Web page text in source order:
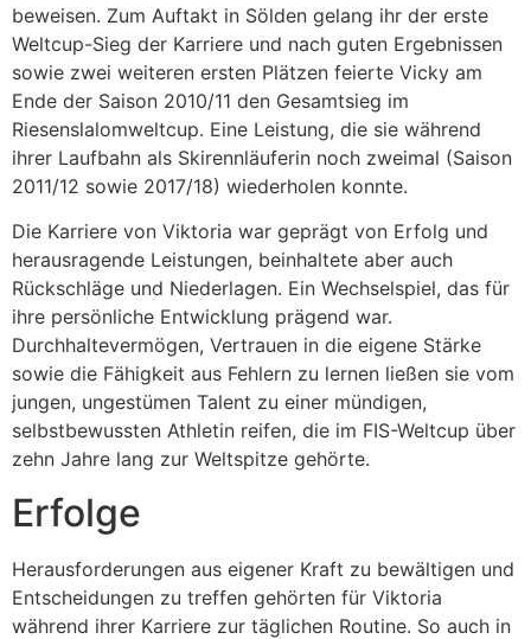
beweisen. Zum Auftakt in Sölden gelang ihr der erste
Weltcup-Sieg der Karriere und nach guten Ergebnissen
sowie zwei weiteren ersten Plätzen feierte Vicky am
Ende der Saison 2010/11 den Gesamtsieg im
Riesenslalomweltcup. Eine Leistung, die sie während
ihrer Laufbahn als Skirennläuferin noch zweimal (Saison
2011/12 sowie 2017/18) wiederholen konnte.
Die Karriere von Viktoria war geprägt von Erfolg und
herausragende Leistungen, beinhaltete aber auch
Rückschläge und Niederlagen. Ein Wechselspiel, das für
ihre persönliche Entwicklung prägend war.
Durchhaltevermögen, Vertrauen in die eigene Stärke
sowie die Fähigkeit aus Fehlern zu lernen ließen sie vom
jungen, ungestümen Talent zu einer mündigen,
selbstbewussten Athletin reifen, die im FIS-Weltcup über
zehn Jahre lang zur Weltspitze gehörte.
Erfolge
Herausforderungen aus eigener Kraft zu bewältigen und
Entscheidungen zu treffen gehörten für Viktoria
während ihrer Karriere zur täglichen Routine. So auch in